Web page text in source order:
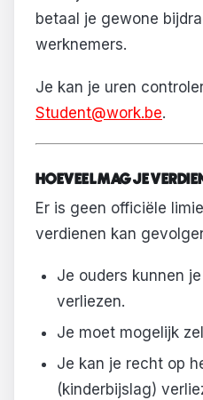
betaal je gewone
werknemers.
Je kan je uren
Student@work.be.
HOEVEEL MAG JE
Er is geen officiële
verdienen kan
Je ouders kunnen
verliezen.
Je moet mogelijk
Je kan je recht op
(kinderbijslag)